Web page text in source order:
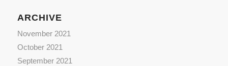
ARCHIVE
November 2021
October 2021
September 2021